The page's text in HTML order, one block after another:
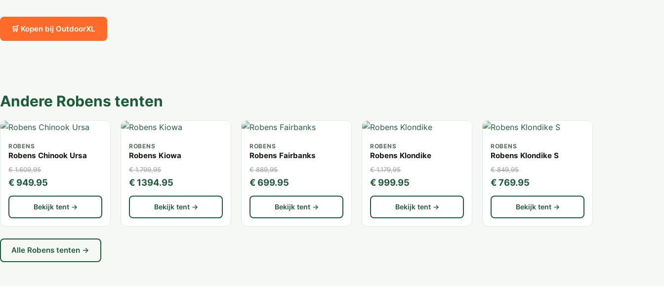
🛒 Kopen bij OutdoorXL
Andere Robens tenten
ROBENS
Robens Chinook Ursa
€ 1.609,95
€ 949.95
Bekijk tent →
ROBENS
Robens Kiowa
€ 1.799,95
€ 1394.95
Bekijk tent →
ROBENS
Robens Fairbanks
€ 889,95
€ 699.95
Bekijk tent →
ROBENS
Robens Klondike
€ 1.179,95
€ 999.95
Bekijk tent →
ROBENS
Robens Klondike S
€ 849,95
€ 769.95
Bekijk tent →
Alle Robens tenten →